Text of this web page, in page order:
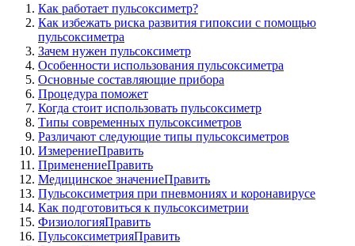
Как работает пульсоксиметр?
Как избежать риска развития гипоксии с помощью
пульсоксиметра
Зачем нужен пульсоксиметр
Особенности использования пульсоксиметра
Основные составляющие прибора
Процедура поможет
Когда стоит использовать пульсоксиметр
Типы современных пульсоксиметров
Различают следующие типы пульсоксиметров
ИзмерениеПравить
ПрименениеПравить
Медицинское значениеПравить
Пульсоксиметрия при пневмониях и коронавирусе
Как подготовиться к пульсоксиметрии
ФизиологияПравить
ПульсоксиметрияПравить